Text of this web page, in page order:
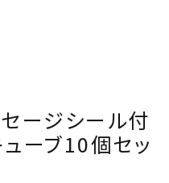
ージシール付
ーブ10個セッ